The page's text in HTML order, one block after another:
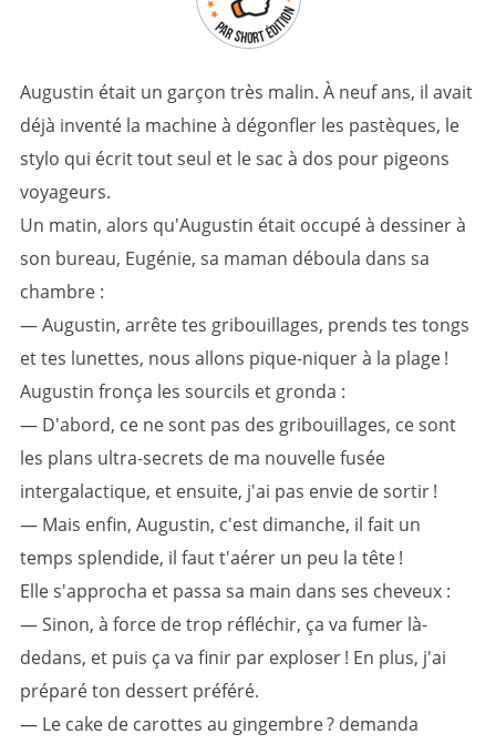
Augustin était un garçon très malin. À neuf ans, il avait
déjà inventé la machine à dégonfler les pastèques, le
stylo qui écrit tout seul et le sac à dos pour pigeons
voyageurs.
Un matin, alors qu'Augustin était occupé à dessiner à
son bureau, Eugénie, sa maman déboula dans sa
chambre :
— Augustin, arrête tes gribouillages, prends tes tongs
et tes lunettes, nous allons pique-niquer à la plage !
Augustin fronça les sourcils et gronda :
— D'abord, ce ne sont pas des gribouillages, ce sont
les plans ultra-secrets de ma nouvelle fusée
intergalactique, et ensuite, j'ai pas envie de sortir !
— Mais enfin, Augustin, c'est dimanche, il fait un
temps splendide, il faut t'aérer un peu la tête !
Elle s'approcha et passa sa main dans ses cheveux :
— Sinon, à force de trop réfléchir, ça va fumer là-
dedans, et puis ça va finir par exploser ! En plus, j'ai
préparé ton dessert préféré.
— Le cake de carottes au gingembre ? demanda